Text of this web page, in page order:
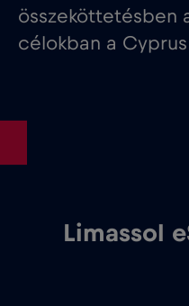
összeköttetésben
célokban a Cyprus
Limassol